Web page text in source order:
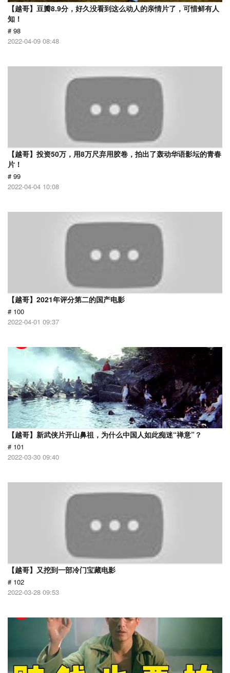
【越哥】豆瓣8.9分，好久没看到这么动人的亲情片了，可惜鲜有人
知！
# 98
2022-04-09 08:48
【越哥】投资50万，用8万尺弃用胶卷，拍出了轰动华语影坛的青春
片！
# 99
2022-04-04 10:08
【越哥】2021年评分第二的国产电影
# 100
2022-04-01 09:37
【越哥】新武侠片开山鼻祖，为什么中国人如此痴迷“禅意”？
# 101
2022-03-30 09:40
【越哥】又挖到一部冷门宝藏电影
# 102
2022-03-28 09:53